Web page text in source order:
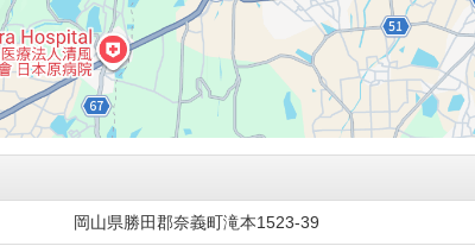
岡山県勝田郡奈義町滝本1523-39